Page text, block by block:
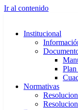
Ir al contenido
Institucional
Normativas